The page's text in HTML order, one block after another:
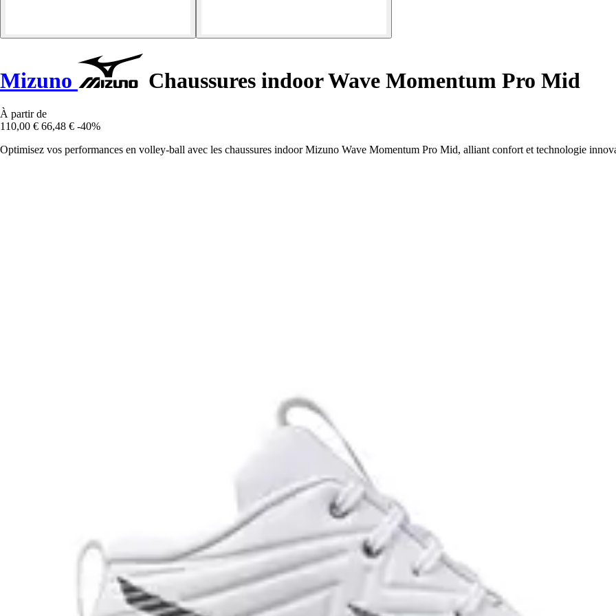
Mizuno Chaussures indoor Wave Momentum Pro Mid
À partir de
110,00 € 66,48 € -40%
Optimisez vos performances en volley-ball avec les chaussures indoor Mizuno Wave Momentum Pro Mid, alliant confort et technologie